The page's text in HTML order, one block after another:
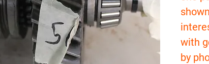
with
by